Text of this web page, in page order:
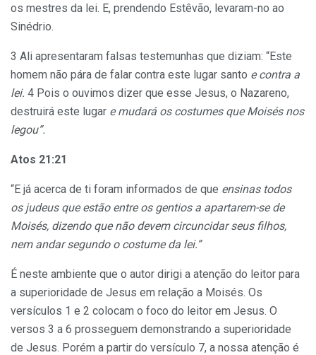
os mestres da lei. E, prendendo Estêvão, levaram-no ao
Sinédrio.
3 Ali apresentaram falsas testemunhas que diziam: “Este
homem não pára de falar contra este lugar santo e contra a
lei. 4 Pois o ouvimos dizer que esse Jesus, o Nazareno,
destruirá este lugar e mudará os costumes que Moisés nos
legou”.
Atos 21:21
“E já acerca de ti foram informados de que ensinas todos
os judeus que estão entre os gentios a apartarem-se de
Moisés, dizendo que não devem circuncidar seus filhos,
nem andar segundo o costume da lei.”
É neste ambiente que o autor dirigi a atenção do leitor para
a superioridade de Jesus em relação a Moisés. Os
versículos 1 e 2 colocam o foco do leitor em Jesus. O
versos 3 a 6 prosseguem demonstrando a superioridade
de Jesus. Porém a partir do versículo 7, a nossa atenção é